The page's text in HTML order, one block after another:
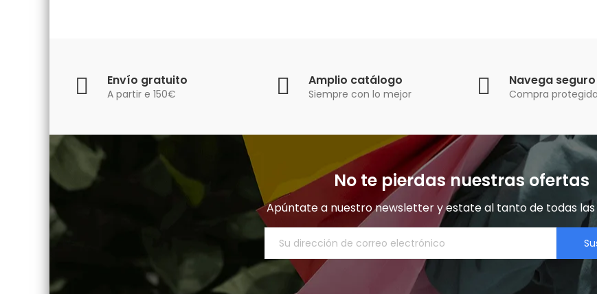
Envío gratuito
A partir e 150€
Amplio catálogo
Siempre con lo mejor
Navega seguro
Compra protegida
No te pierdas nuestras ofertas
Apúntate a nuestro newsletter y estate al tanto de todas las